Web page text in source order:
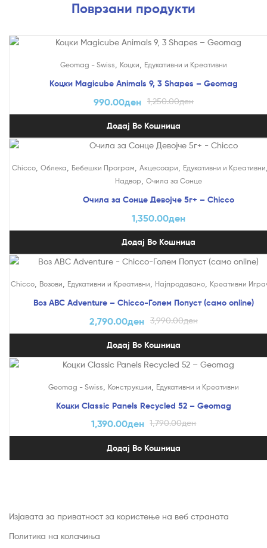
Поврзани продукти
Geomag - Swiss Коцки Едукативни и Креативни
Коцки Magicube Animals 9, 3 Shapes – Geomag
1,250.00ден
990.00ден
Додај Во Кошница
Chicco, Облека Бебешки Програм Акцесоари Едукативни и Креативни
Надвор Очила за Сонце
Очила за Сонце Девојче 5г+ – Chicco
1,350.00ден
Додај Во Кошница
Chicco, Возови Едукативни и Креативни Најпродавано, Креативни
Воз ABC Adventure – Chicco-Голем Попуст (само online)
3,990.00ден
2,790.00ден
Додај Во Кошница
Geomag - Swiss Конструкции Едукативни и Креативни
Коцки Classic Panels Recycled 52 – Geomag
1,790.00ден
1,390.00ден
Додај Во Кошница
Изјавата за приватност за користење на веб страната
Политика на колачиња